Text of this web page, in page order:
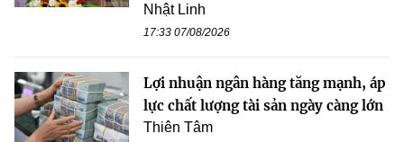
Nhật Linh
17:33 07/08/2026
Lợi nhuận ngân hàng tăng mạnh, áp
lực chất lượng tài sản ngày càng lớn
Thiên Tâm